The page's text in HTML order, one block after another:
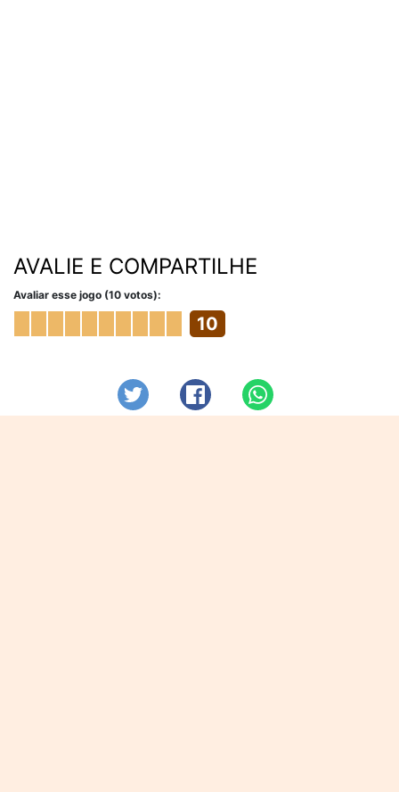
AVALIE E COMPARTILHE
Avaliar esse jogo (10 votos):
10